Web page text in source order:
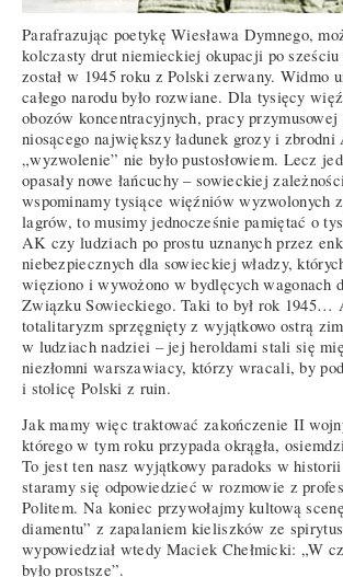
Parafrazując poetykę Wiesława Dymnego,
kolczasty drut niemieckiej okupacji po
został w 1945 roku z Polski zerwany. Widmo
całego narodu było rozwiane. Dla tysięcy
obozów koncentracyjnych, pracy przymusowej
niosącego największy ładunek grozy i zbrodni
„wyzwolenie” nie było pustosłowiem. Lecz
opasały nowe łańcuchy – sowieckiej
wspominamy tysiące więźniów wyzwolonych
lagrów, to musimy jednocześnie pamiętać o
AK czy ludziach po prostu uznanych przez
niebezpiecznych dla sowieckiej władzy,
więziono i wywożono w bydlęcych wagonach
Związku Sowieckiego. Taki to był rok 1945…
totalitaryzm sprzęgnięty z wyjątkowo ostrą
w ludziach nadziei – jej heroldami stali się
niezłomni warszawiacy, którzy wracali, by
i stolicę Polski z ruin.
Jak mamy więc traktować zakończenie II
którego w tym roku przypada okrągła,
To jest ten nasz wyjątkowy paradoks w
staramy się odpowiedzieć w rozmowie z
Politem. Na koniec przywołajmy kultową
diamentu” z zapalaniem kieliszków ze
wypowiedział wtedy Maciek Chełmicki: „W
było prostsze”.